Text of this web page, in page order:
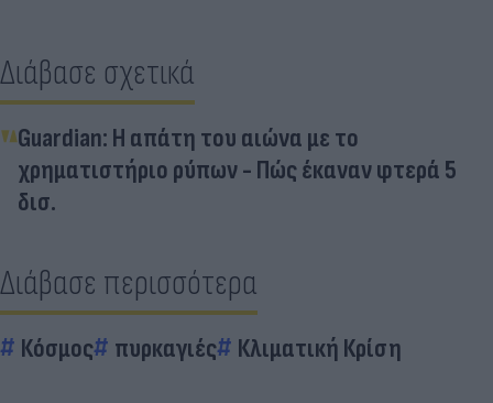
Διάβασε σχετικά
Guardian: Η απάτη του αιώνα με το
χρηματιστήριο ρύπων - Πώς έκαναν φτερά 5
δισ.
Διάβασε περισσότερα
Κόσμος πυρκαγιές Κλιματική Κρίση